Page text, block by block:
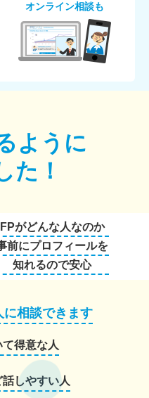
オンライン相談も
ように
た！
FPがどんな人なのか
前にプロフィールを
知れるので安心
に相談できます
得意な人
しやすい人